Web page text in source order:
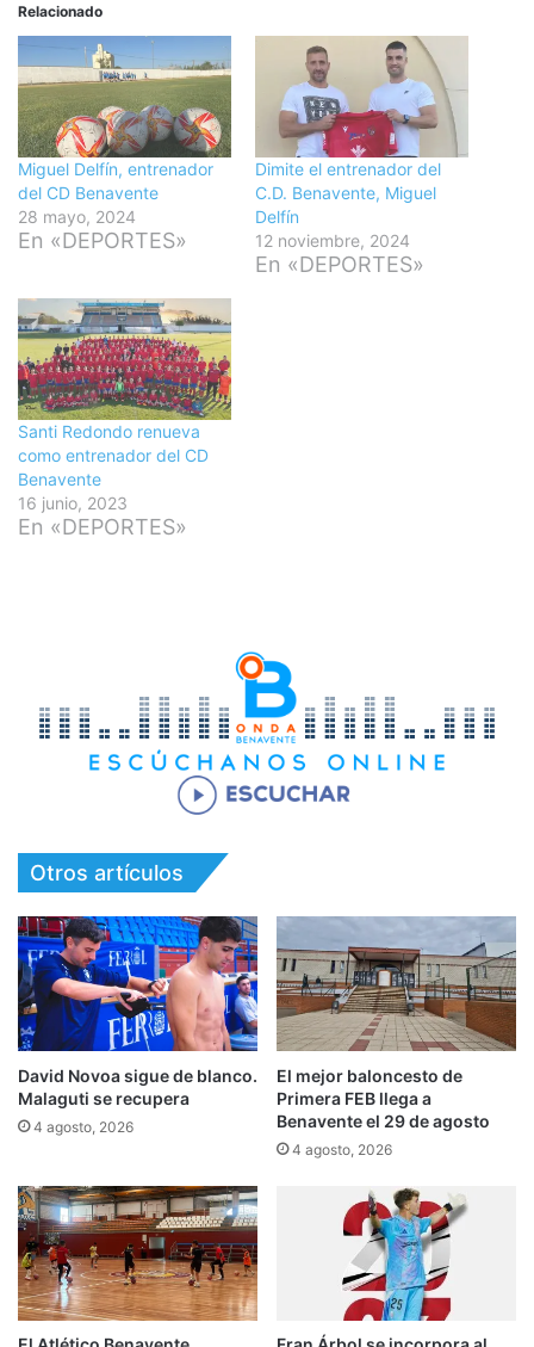
Relacionado
Miguel Delfín, entrenador
del CD Benavente
28 mayo, 2024
En «DEPORTES»
Dimite el entrenador del
C.D. Benavente, Miguel
Delfín
12 noviembre, 2024
En «DEPORTES»
Santi Redondo renueva
como entrenador del CD
Benavente
16 junio, 2023
En «DEPORTES»
Otros artículos
David Novoa sigue de blanco.
Malaguti se recupera
4 agosto, 2026
El mejor baloncesto de
Primera FEB llega a
Benavente el 29 de agosto
4 agosto, 2026